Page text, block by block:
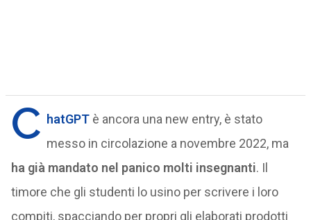
C hatGPT è ancora una new entry, è stato
messo in circolazione a novembre 2022, ma
ha già mandato nel panico molti insegnanti. Il
timore che gli studenti lo usino per scrivere i loro
compiti, spacciando per propri gli elaborati prodotti